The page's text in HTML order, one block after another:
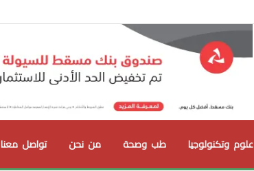
علوم وتكنولوجيا طب وصحة من نحن تواصل معنا